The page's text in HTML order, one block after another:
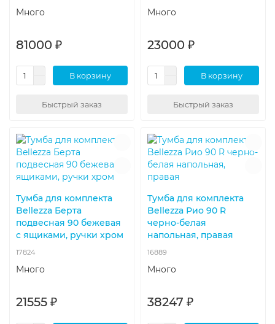
Много
81000 ₽
В корзину
Быстрый заказ
Много
23000 ₽
В корзину
Быстрый заказ
Тумба для комплекта
Bellezza Берта
подвесная 90 бежевая
с ящиками, ручки хром
17824
Много
21555 ₽
Тумба для комплекта
Bellezza Рио 90 R
черно-белая
напольная, правая
16889
Много
38247 ₽